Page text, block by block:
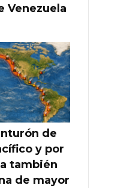
Venezuela
de
y por
también
de mayor